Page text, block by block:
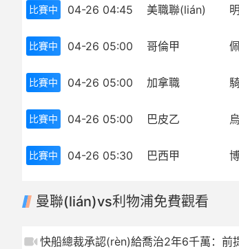
世界杯
歐洲杯
歐冠
世界
比賽中 04-26 04:45 美職聯(lián)
比賽中 04-26 05:00 哥倫甲
比賽中 04-26 05:00 加拿職
比賽中 04-26 05:00 巴皮乙
比賽中 04-26 05:30 巴西甲
曼聯(lián)vs利物浦免費觀看
快船總裁承認(rèn)給喬治2年6千萬：前